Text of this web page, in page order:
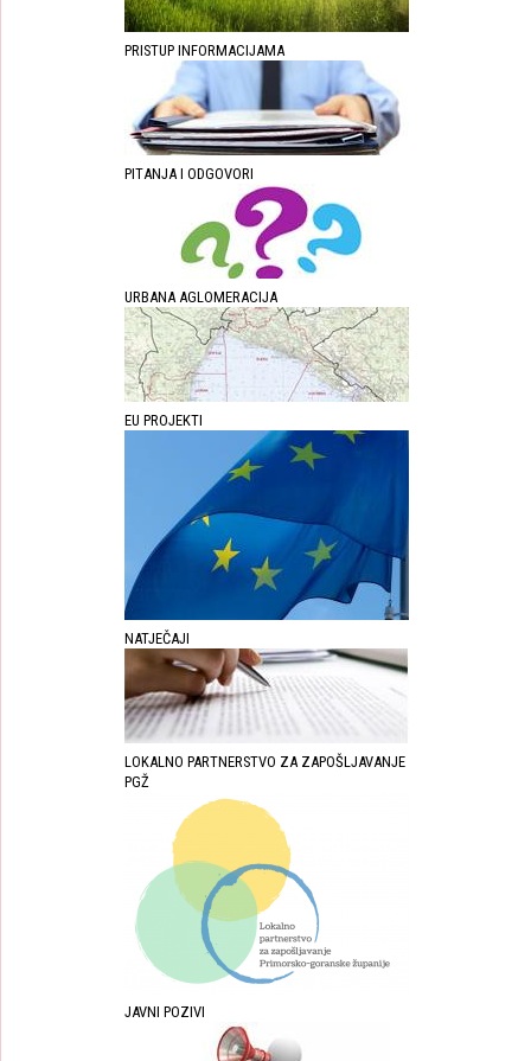
PRISTUP INFORMACIJAMA
PITANJA I ODGOVORI
URBANA AGLOMERACIJA
EU PROJEKTI
NATJEČAJI
LOKALNO PARTNERSTVO ZA ZAPOŠLJAVANJE
PGŽ
JAVNI POZIVI